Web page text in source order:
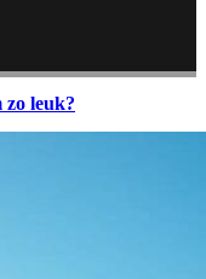
zo leuk?